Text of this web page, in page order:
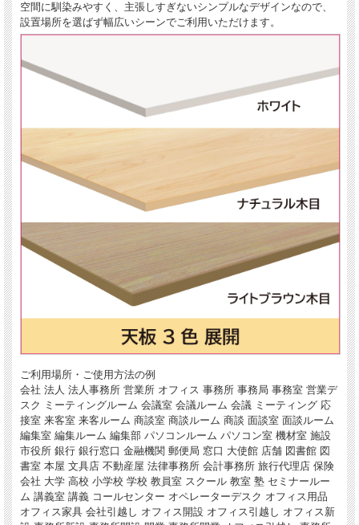
空間に馴染みやすく、主張しすぎないシンプルなデザインなので、
設置場所を選ばず幅広いシーンでご利用いただけます。
ご利用場所・ご使用方法の例
会社 法人 法人事務所 営業所 オフィス 事務所 事務局 事務室 営業デ
スク ミーティングルーム 会議室 会議ルーム 会議 ミーティング 応
接室 来客室 来客ルーム 商談室 商談ルーム 商談 面談室 面談ルーム
編集室 編集ルーム 編集部 パソコンルーム パソコン室 機材室 施設
市役所 銀行 銀行窓口 金融機関 郵便局 窓口 大使館 店舗 図書館 図
書室 本屋 文具店 不動産屋 法律事務所 会計事務所 旅行代理店 保険
会社 大学 高校 小学校 学校 教員室 スクール 教室 塾 セミナールー
ム 講義室 講義 コールセンター オペレーターデスク オフィス用品
オフィス家具 会社引越し オフィス開設 オフィス引越し オフィス新